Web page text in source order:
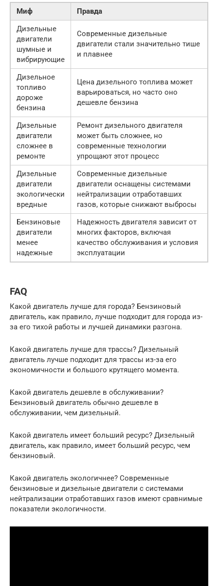
Миф
Правда
Дизельные
двигатели
шумные и
вибрирующие
Современные дизельные
двигатели стали значительно тише
и плавнее
Дизельное
топливо
дороже
бензина
Цена дизельного топлива может
варьироваться, но часто оно
дешевле бензина
Дизельные
двигатели
сложнее в
ремонте
Ремонт дизельного двигателя
может быть сложнее, но
современные технологии
упрощают этот процесс
Дизельные
двигатели
экологически
вредные
Современные дизельные
двигатели оснащены системами
нейтрализации отработавших
газов, которые снижают выбросы
Бензиновые
двигатели
менее
надежные
Надежность двигателя зависит от
многих факторов, включая
качество обслуживания и условия
эксплуатации
FAQ
Какой двигатель лучше для города? Бензиновый
двигатель, как правило, лучше подходит для города из-
за его тихой работы и лучшей динамики разгона.
Какой двигатель лучше для трассы? Дизельный
двигатель лучше подходит для трассы из-за его
экономичности и большого крутящего момента.
Какой двигатель дешевле в обслуживании?
Бензиновый двигатель обычно дешевле в
обслуживании, чем дизельный.
Какой двигатель имеет больший ресурс? Дизельный
двигатель, как правило, имеет больший ресурс, чем
бензиновый.
Какой двигатель экологичнее? Современные
бензиновые и дизельные двигатели с системами
нейтрализации отработавших газов имеют сравнимые
показатели экологичности.